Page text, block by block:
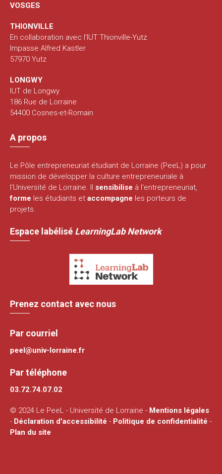
VOSGES
THIONVILLE
En collaboration avec l’IUT Thionville-Yutz
Impasse Alfred Kastler
57970 Yutz
LONGWY
IUT de Longwy
186 Rue de Lorraine
54400 Cosnes-et-Romain
A propos
Le Pôle entrepreneuriat étudiant de Lorraine (PeeL) a pour
mission de développer la culture entrepreneuriale à
l'Université de Lorraine. Il sensibilise à l'entrepreneuriat,
forme les étudiants et accompagne les porteurs de
projets.
Espace labélisé LearningLab Network
Prenez contact avec nous
Par courriel
peel@univ-lorraine.fr
Par téléphone
03.72.74.07.02
© 2024 Le PeeL - Université de Lorraine - Mentions légales
- Déclaration d'accessibilité - Politique de confidentialité -
Plan du site